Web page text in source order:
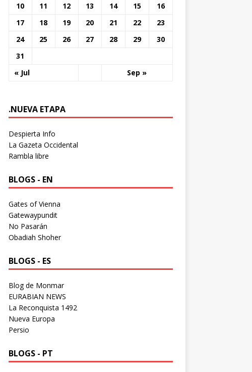
« Jul Sep »
10
11 12 13 14 15
16
17
18 19 20 21 22
23
24
25 26 27 28 29
30
31
.NUEVA ETAPA
Despierta Info
La Gazeta Occidental
Rambla libre
BLOGS - EN
Gates of Vienna
Gatewaypundit
No Pasarán
Obadiah Shoher
BLOGS - ES
Blog de Monmar
EURABIAN NEWS
La Reconquista 1492
Nueva Europa
Persio
BLOGS - PT